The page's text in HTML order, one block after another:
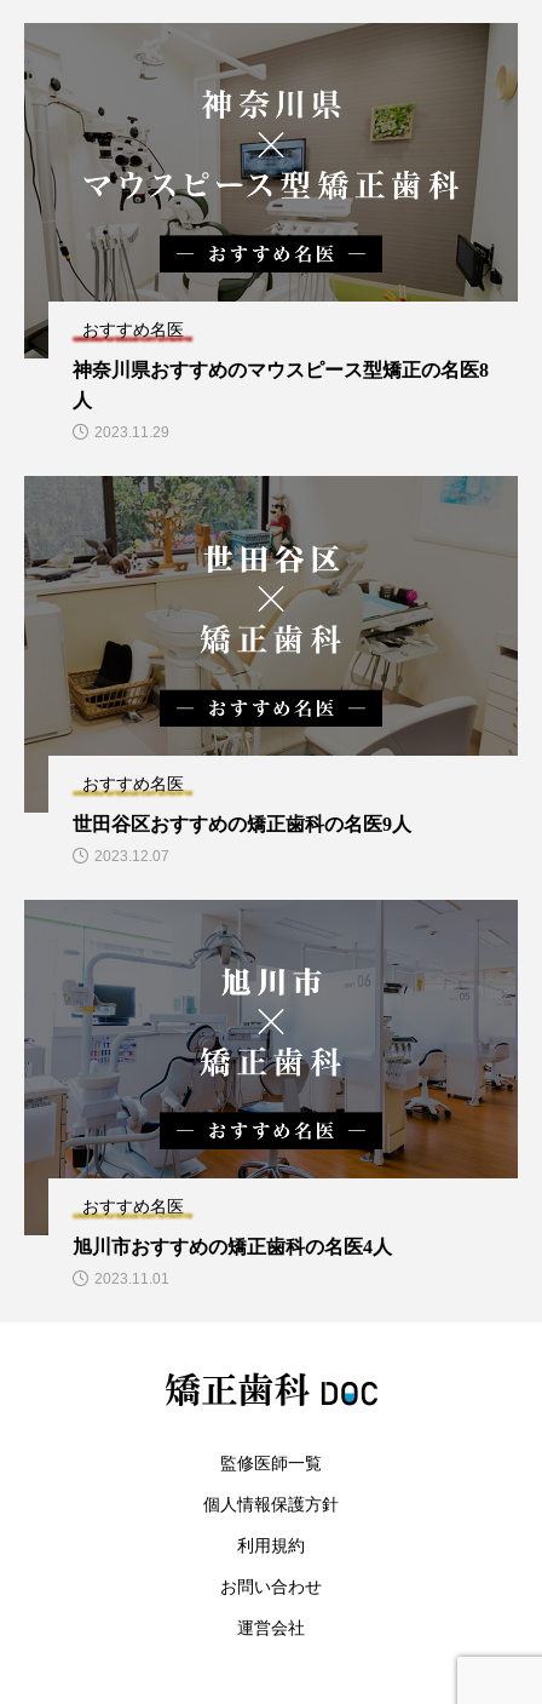
おすすめ名医
神奈川県おすすめのマウスピース型矯正の名医8
人
2023.11.29
おすすめ名医
世田谷区おすすめの矯正歯科の名医9人
2023.12.07
おすすめ名医
旭川市おすすめの矯正歯科の名医4人
2023.11.01
監修医師一覧
個人情報保護方針
利用規約
お問い合わせ
運営会社